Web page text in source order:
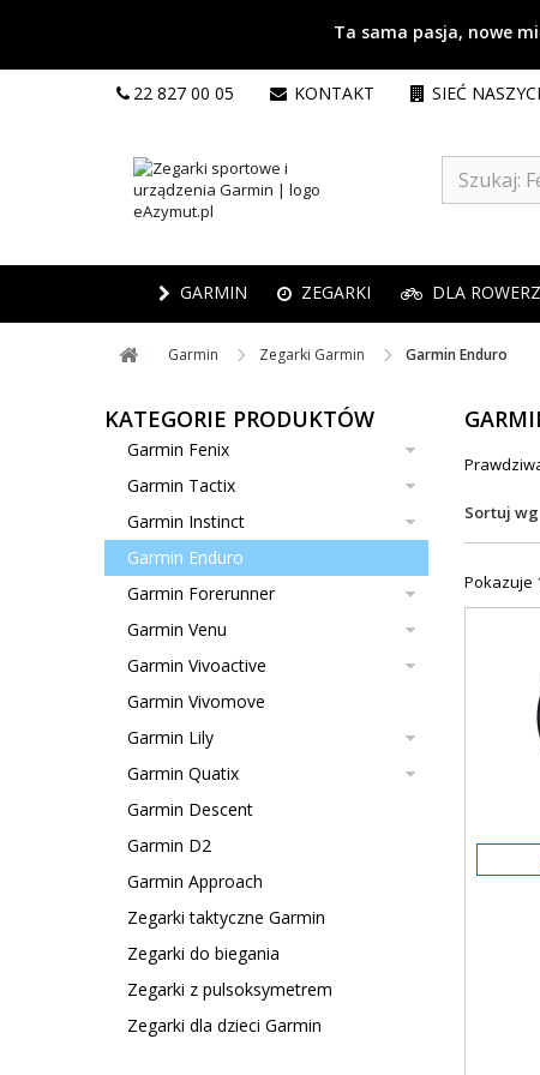
Ta sama pasja, nowe
22 827 00 05 KONTAKT SIEĆ
GARMIN ZEGARKI DLA
Garmin ​ Zegarki Garmin ​ Garmin Enduro
KATEGORIE PRODUKTÓW
Garmin Fenix
Garmin Tactix
Garmin Instinct
Garmin Enduro
Garmin Forerunner
Garmin Venu
Garmin Vivoactive
Garmin Vivomove
Garmin Lily
Garmin Quatix
Garmin Descent
Garmin D2
Garmin Approach
Zegarki taktyczne Garmin
Zegarki do biegania
Zegarki z pulsoksymetrem
Zegarki dla dzieci Garmin
Sortuj wg
Pokazuje